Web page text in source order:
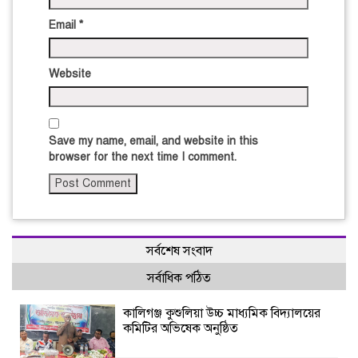
Email *
Website
Save my name, email, and website in this
browser for the next time I comment.
সর্বশেষ সংবাদ
সর্বাধিক পঠিত
কালিগঞ্জ কুশুলিয়া উচ্চ মাধ্যমিক বিদ্যালয়ের
কমিটির অভিষেক অনুষ্ঠিত